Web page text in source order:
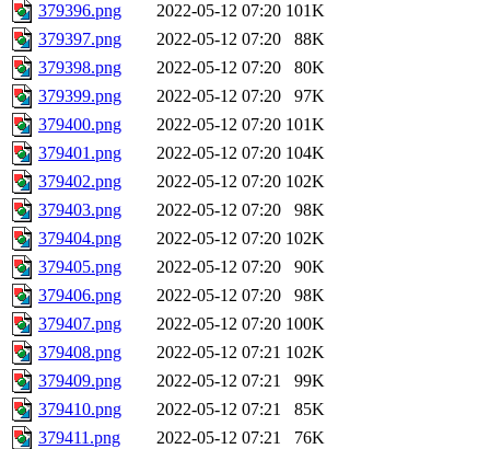
379396.png
2022-05-12 07:20 101K
379397.png
2022-05-12 07:20
88K
379398.png
2022-05-12 07:20
80K
379399.png
2022-05-12 07:20
97K
379400.png
2022-05-12 07:20 101K
379401.png
2022-05-12 07:20 104K
379402.png
2022-05-12 07:20 102K
379403.png
2022-05-12 07:20
98K
379404.png
2022-05-12 07:20 102K
379405.png
2022-05-12 07:20
90K
379406.png
2022-05-12 07:20
98K
379407.png
2022-05-12 07:20 100K
379408.png
2022-05-12 07:21 102K
379409.png
2022-05-12 07:21
99K
379410.png
2022-05-12 07:21
85K
379411.png
2022-05-12 07:21
76K